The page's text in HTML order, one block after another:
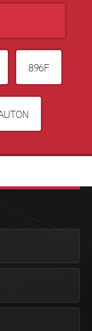
896F